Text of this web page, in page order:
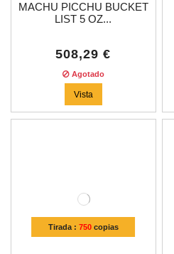
MACHU PICCHU BUCKET
LIST 5 OZ...
508,29 €
Agotado
Vista
Tirada : 750copias